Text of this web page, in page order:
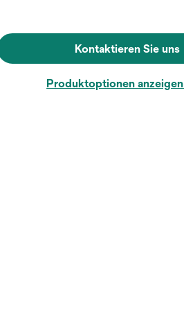
Kontaktieren Sie uns
Produktoptionen anzeigen